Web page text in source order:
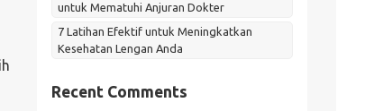
untuk Mematuhi Anjuran Dokter
7 Latihan Efektif untuk Meningkatkan
Kesehatan Lengan Anda
Recent Comments